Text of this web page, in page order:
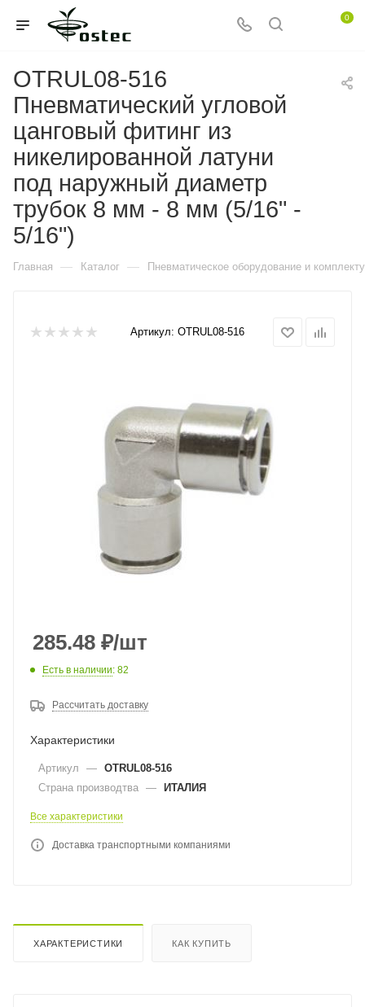
0
OTRUL08-516
Пневматический угловой
цанговый фитинг из
никелированной латуни
под наружный диаметр
трубок 8 мм - 8 мм (5/16" -
5/16")
Главная — Каталог — Пневматическое оборудование и
Артикул: OTRUL08-516
285.48 ₽/шт
Есть в наличии: 82
Рассчитать доставку
Характеристики
Артикул — OTRUL08-516
Страна производтва — ИТАЛИЯ
Все характеристики
Доставка транспортными компаниями
ХАРАКТЕРИСТИКИ КАК КУПИТЬ